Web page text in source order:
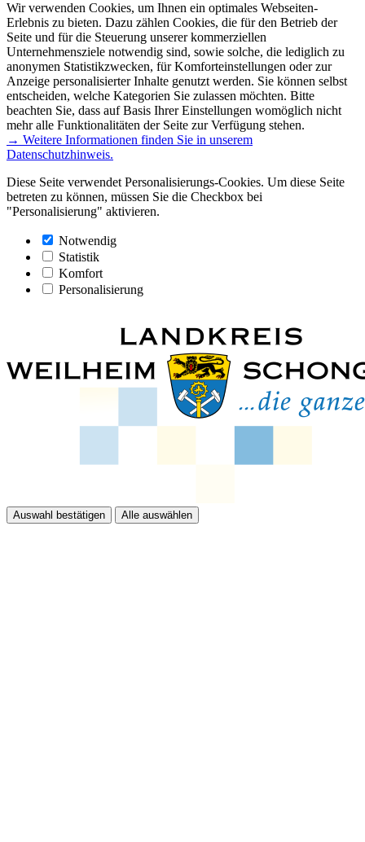
Wir verwenden Cookies, um Ihnen ein optimales Webseiten-
Erlebnis zu bieten. Dazu zählen Cookies, die für den Betrieb der
Seite und für die Steuerung unserer kommerziellen
Unternehmensziele notwendig sind, sowie solche, die lediglich zu
anonymen Statistikzwecken, für Komforteinstellungen oder zur
Anzeige personalisierter Inhalte genutzt werden. Sie können selbst
entscheiden, welche Kategorien Sie zulassen möchten. Bitte
beachten Sie, dass auf Basis Ihrer Einstellungen womöglich nicht
mehr alle Funktionalitäten der Seite zur Verfügung stehen.
→ Weitere Informationen finden Sie in unserem
Datenschutzhinweis.
Diese Seite verwendet Personalisierungs-Cookies. Um diese Seite
betreten zu können, müssen Sie die Checkbox bei
"Personalisierung" aktivieren.
Notwendig
Statistik
Komfort
Personalisierung
Auswahl bestätigen Alle auswählen